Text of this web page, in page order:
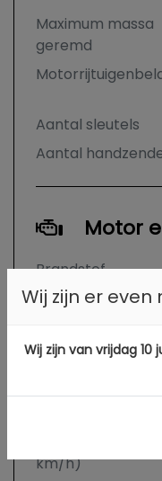
Maximum massa
geremd
Aantal sleutels
Aantal
Motor
Brandstof
Transmissie
Cilinderinhoud
km/h)
Wij zijn er even
Wij zijn van vrijdag